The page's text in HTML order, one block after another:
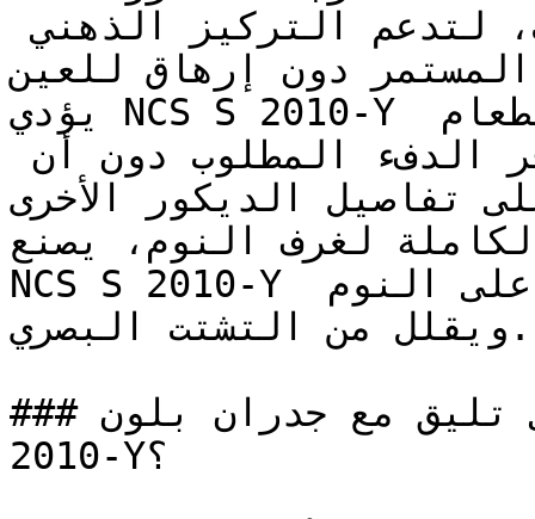
المكاتب المنزلية والمكتبات، لتدعم التركيز الذهني
المستمر دون إرهاق للعين.
يؤدي NCS S 2010-Y دوراً رائعاً في مساحات الطعام
تفاصيل الديكور الأخرى.
لغرف النوم، يصنع
NCS S 2010-Y تأثيراً محتوياً وهادئاً يشجع على النوم
ويقلل من التشتت البصري.
### ما ألوان الأثاث التي تليق مع جدران بلون NCS S
2010-Y؟